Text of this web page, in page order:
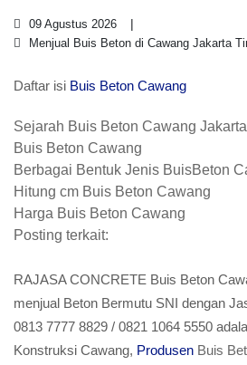
09 Agustus 2026
Menjual Buis Beton di Cawang Jakarta
Daftar isi Buis Beton Cawang
Sejarah Buis Beton Cawang
Buis Beton Cawang
Berbagai Bentuk Jenis BuisBeton
Hitung cm Buis Beton Cawang
Harga Buis Beton Cawang
Posting terkait:
RAJASA CONCRETE Buis Beton
menjual Beton Bermutu SNI dengan
0813 7777 8829 / 0821 1064 5550
Konstruksi Cawang, Produsen Buis